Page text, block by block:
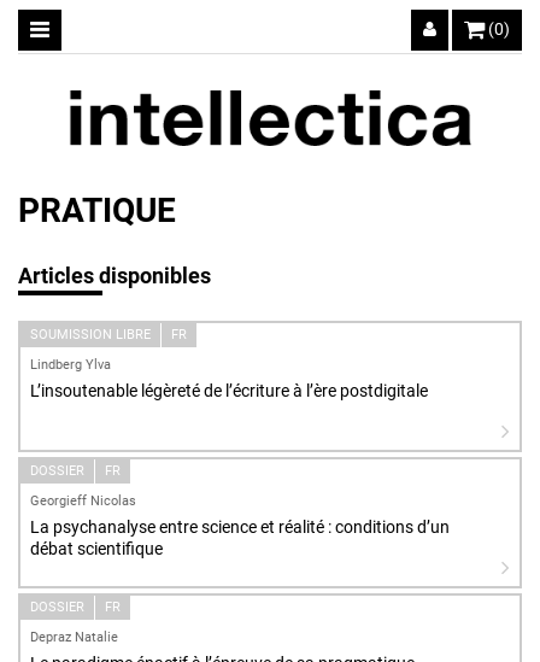
(0)
PRATIQUE
Articles disponibles
SOUMISSION LIBRE
FR
Lindberg Ylva
L’insoutenable légèreté de l’écriture à l’ère postdigitale
DOSSIER
FR
Georgieff Nicolas
La psychanalyse entre science et réalité : conditions d’un
débat scientifique
DOSSIER
FR
Depraz Natalie